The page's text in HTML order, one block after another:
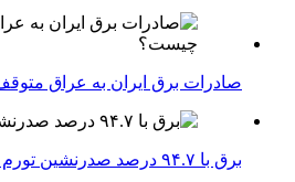
صادرات برق ایران به عراق
برق با ۹۴.۷ درصد صدرنشین تورم تابستانی!